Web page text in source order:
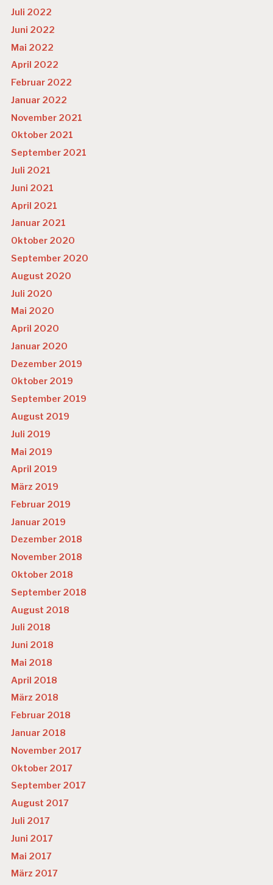
Juli 2022
Juni 2022
Mai 2022
April 2022
Februar 2022
Januar 2022
November 2021
Oktober 2021
September 2021
Juli 2021
Juni 2021
April 2021
Januar 2021
Oktober 2020
September 2020
August 2020
Juli 2020
Mai 2020
April 2020
Januar 2020
Dezember 2019
Oktober 2019
September 2019
August 2019
Juli 2019
Mai 2019
April 2019
März 2019
Februar 2019
Januar 2019
Dezember 2018
November 2018
Oktober 2018
September 2018
August 2018
Juli 2018
Juni 2018
Mai 2018
April 2018
März 2018
Februar 2018
Januar 2018
November 2017
Oktober 2017
September 2017
August 2017
Juli 2017
Juni 2017
Mai 2017
März 2017